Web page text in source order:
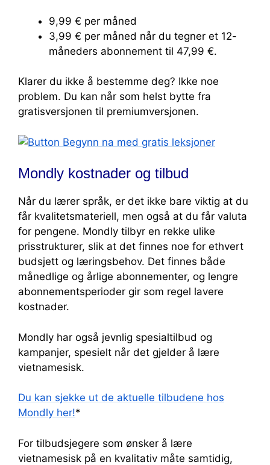
9,99 € per måned
3,99 € per måned når du tegner et 12-
måneders abonnement til 47,99 €.
Klarer du ikke å bestemme deg? Ikke noe
problem. Du kan når som helst bytte fra
gratisversjonen til premiumversjonen.
Mondly kostnader og tilbud
Når du lærer språk, er det ikke bare viktig at du
får kvalitetsmateriell, men også at du får valuta
for pengene. Mondly tilbyr en rekke ulike
prisstrukturer, slik at det finnes noe for ethvert
budsjett og læringsbehov. Det finnes både
månedlige og årlige abonnementer, og lengre
abonnementsperioder gir som regel lavere
kostnader.
Mondly har også jevnlig spesialtilbud og
kampanjer, spesielt når det gjelder å lære
vietnamesisk.
Du kan sjekke ut de aktuelle tilbudene hos
Mondly her!*
For tilbudsjegere som ønsker å lære
vietnamesisk på en kvalitativ måte samtidig,